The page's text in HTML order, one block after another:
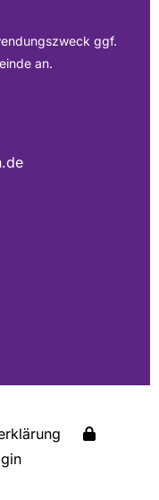
ggf.
an.